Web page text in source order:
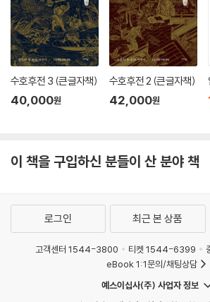
명대의 저명한 학자 호응린은 《소실산방필총》에서
“다 거짓말이다. 황아와 백제 아들이 부른 노래는
하기 그지없다. 《습유명산기》도 위작이다.” 한편
(顧春)은 《습유기》를 읽고 감동한 나머지 글방에
이 보고 황당무계하다고 했다. 그러자 그는 “아아!
듣지 못했을 따름인데 쉽게 없다고 해버리다니.’
지었다.
들은 《습유기》를 화려하고 기이한 것들의 원조이
의 으뜸으로, 내용도 풍부하지만 다소 황당한 데
되지 못한다고들 했다. 《습유기》를 세 번 반복해
의 마음이 와 닿는다. 사치스러운 왕조와 황제의
왕가가 과거의 일을 들어 현 황제에게 간언한 것
를 풍자한 예이다. 이 책에 담긴 충언(忠言)과
수호후전 3 (큰글자책)
40,000원
수호후전 2 (큰글자책)
42,000원
이 책을 구입하신 분들이 산 분야 책
로그인 최근 본 상품
고객센터 1544-3800 티켓 1544-6399
eBook 1:1문의/채팅상담
예스이십사(주) 사업자 정보